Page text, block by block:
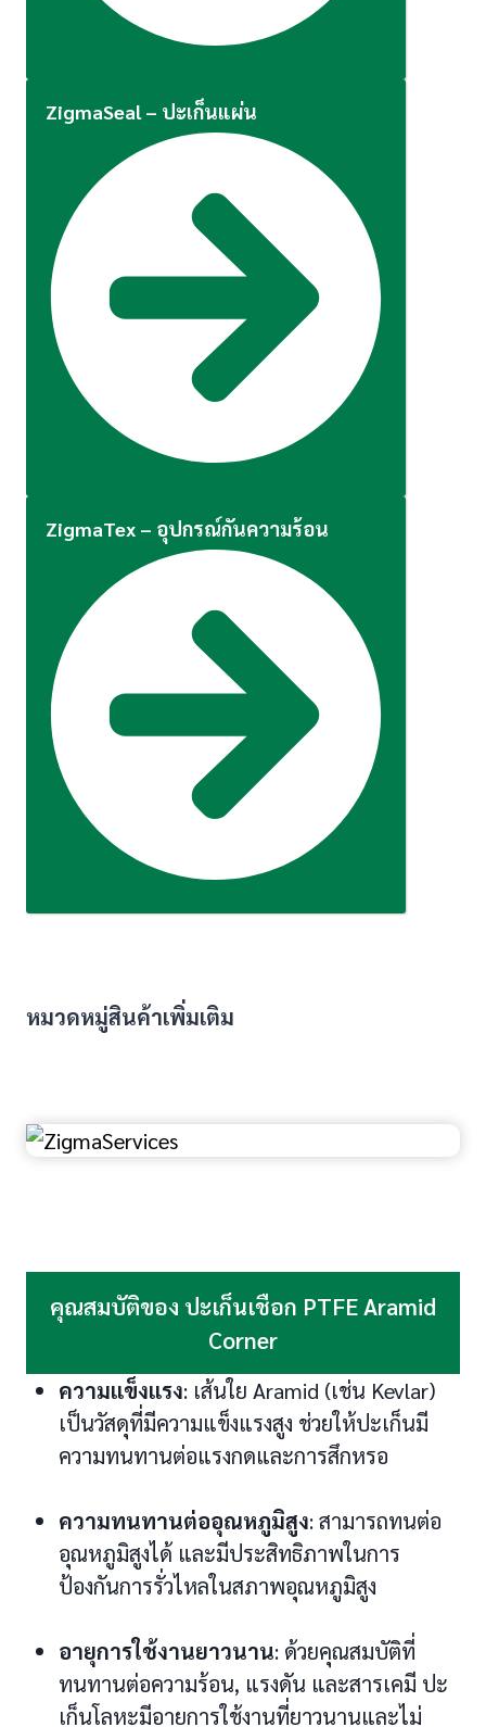
ZigmaSeal – ปะเก็นแผ่น
ZigmaTex – อุปกรณ์กันความร้อน
หมวดหมู่สินค้าเพิ่มเติม
คุณสมบัติของ ปะเก็นเชือก PTFE Aramid
Corner
ความแข็งแรง: เส้นใย Aramid (เช่น Kevlar)
เป็นวัสดุที่มีความแข็งแรงสูง ช่วยให้ปะเก็นมี
ความทนทานต่อแรงกดและการสึกหรอ
ความทนทานต่ออุณหภูมิสูง: สามารถทนต่อ
อุณหภูมิสูงได้ และมีประสิทธิภาพในการ
ป้องกันการรั่วไหลในสภาพอุณหภูมิสูง
อายุการใช้งานยาวนาน: ด้วยคุณสมบัติที่
ทนทานต่อความร้อน, แรงดัน และสารเคมี ปะ
เก็นโลหะมีอายุการใช้งานที่ยาวนานและไม่